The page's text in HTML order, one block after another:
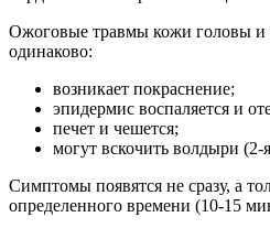
Ожоговые травмы кожи головы и
одинаково:
возникает покраснение;
эпидермис воспаляется и
печет и чешется;
могут вскочить волдыри (2-
Симптомы появятся не сразу, а
определенного времени (10-15